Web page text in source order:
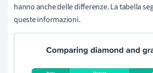
hanno anche delle differenze. La tabella
queste informazioni.